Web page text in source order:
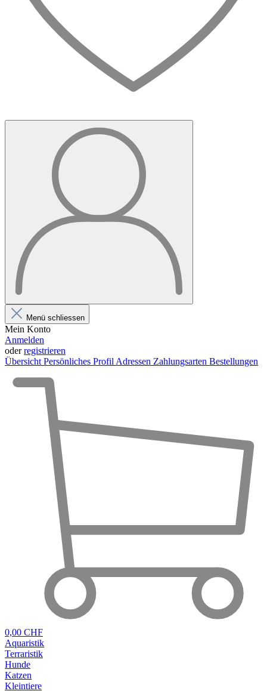
Menü schliessen
Mein Konto
Anmelden
oderregistrieren
Übersicht Persönliches Profil Adressen Zahlungsarten Bestellungen
0,00 CHF
Aquaristik
Terraristik
Hunde
Katzen
Kleintiere